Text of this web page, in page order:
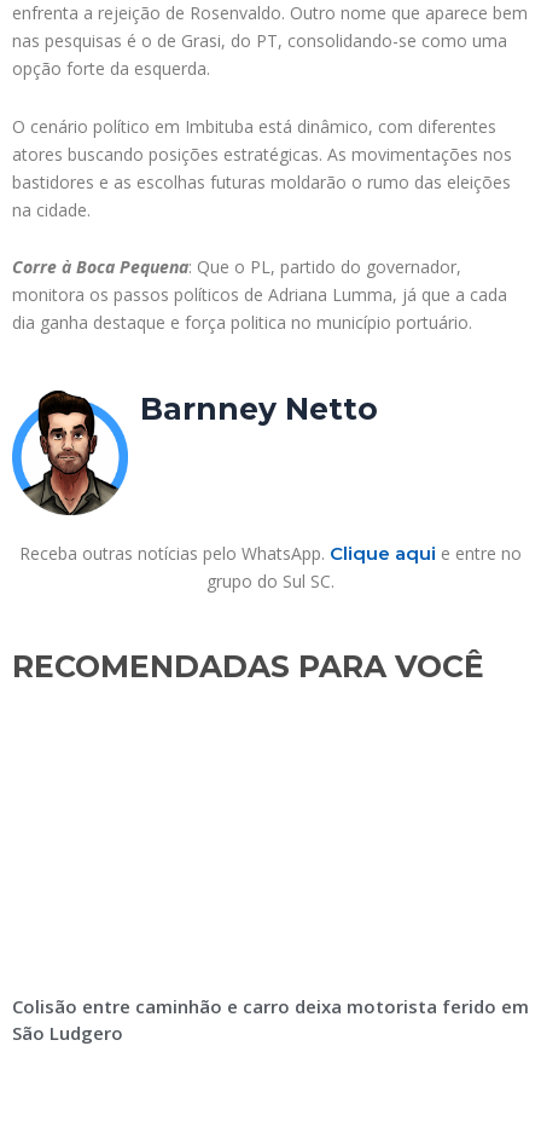
enfrenta a rejeição de Rosenvaldo. Outro nome que aparece bem
nas pesquisas é o de Grasi, do PT, consolidando-se como uma
opção forte da esquerda.
O cenário político em Imbituba está dinâmico, com diferentes
atores buscando posições estratégicas. As movimentações nos
bastidores e as escolhas futuras moldarão o rumo das eleições
na cidade.
Corre à Boca Pequena: Que o PL, partido do governador,
monitora os passos políticos de Adriana Lumma, já que a cada
dia ganha destaque e força politica no município portuário.
Barnney Netto
Receba outras notícias pelo WhatsApp. Clique aqui e entre no
grupo do Sul SC.
RECOMENDADAS PARA VOCÊ​
Colisão entre caminhão e carro deixa motorista ferido em
São Ludgero